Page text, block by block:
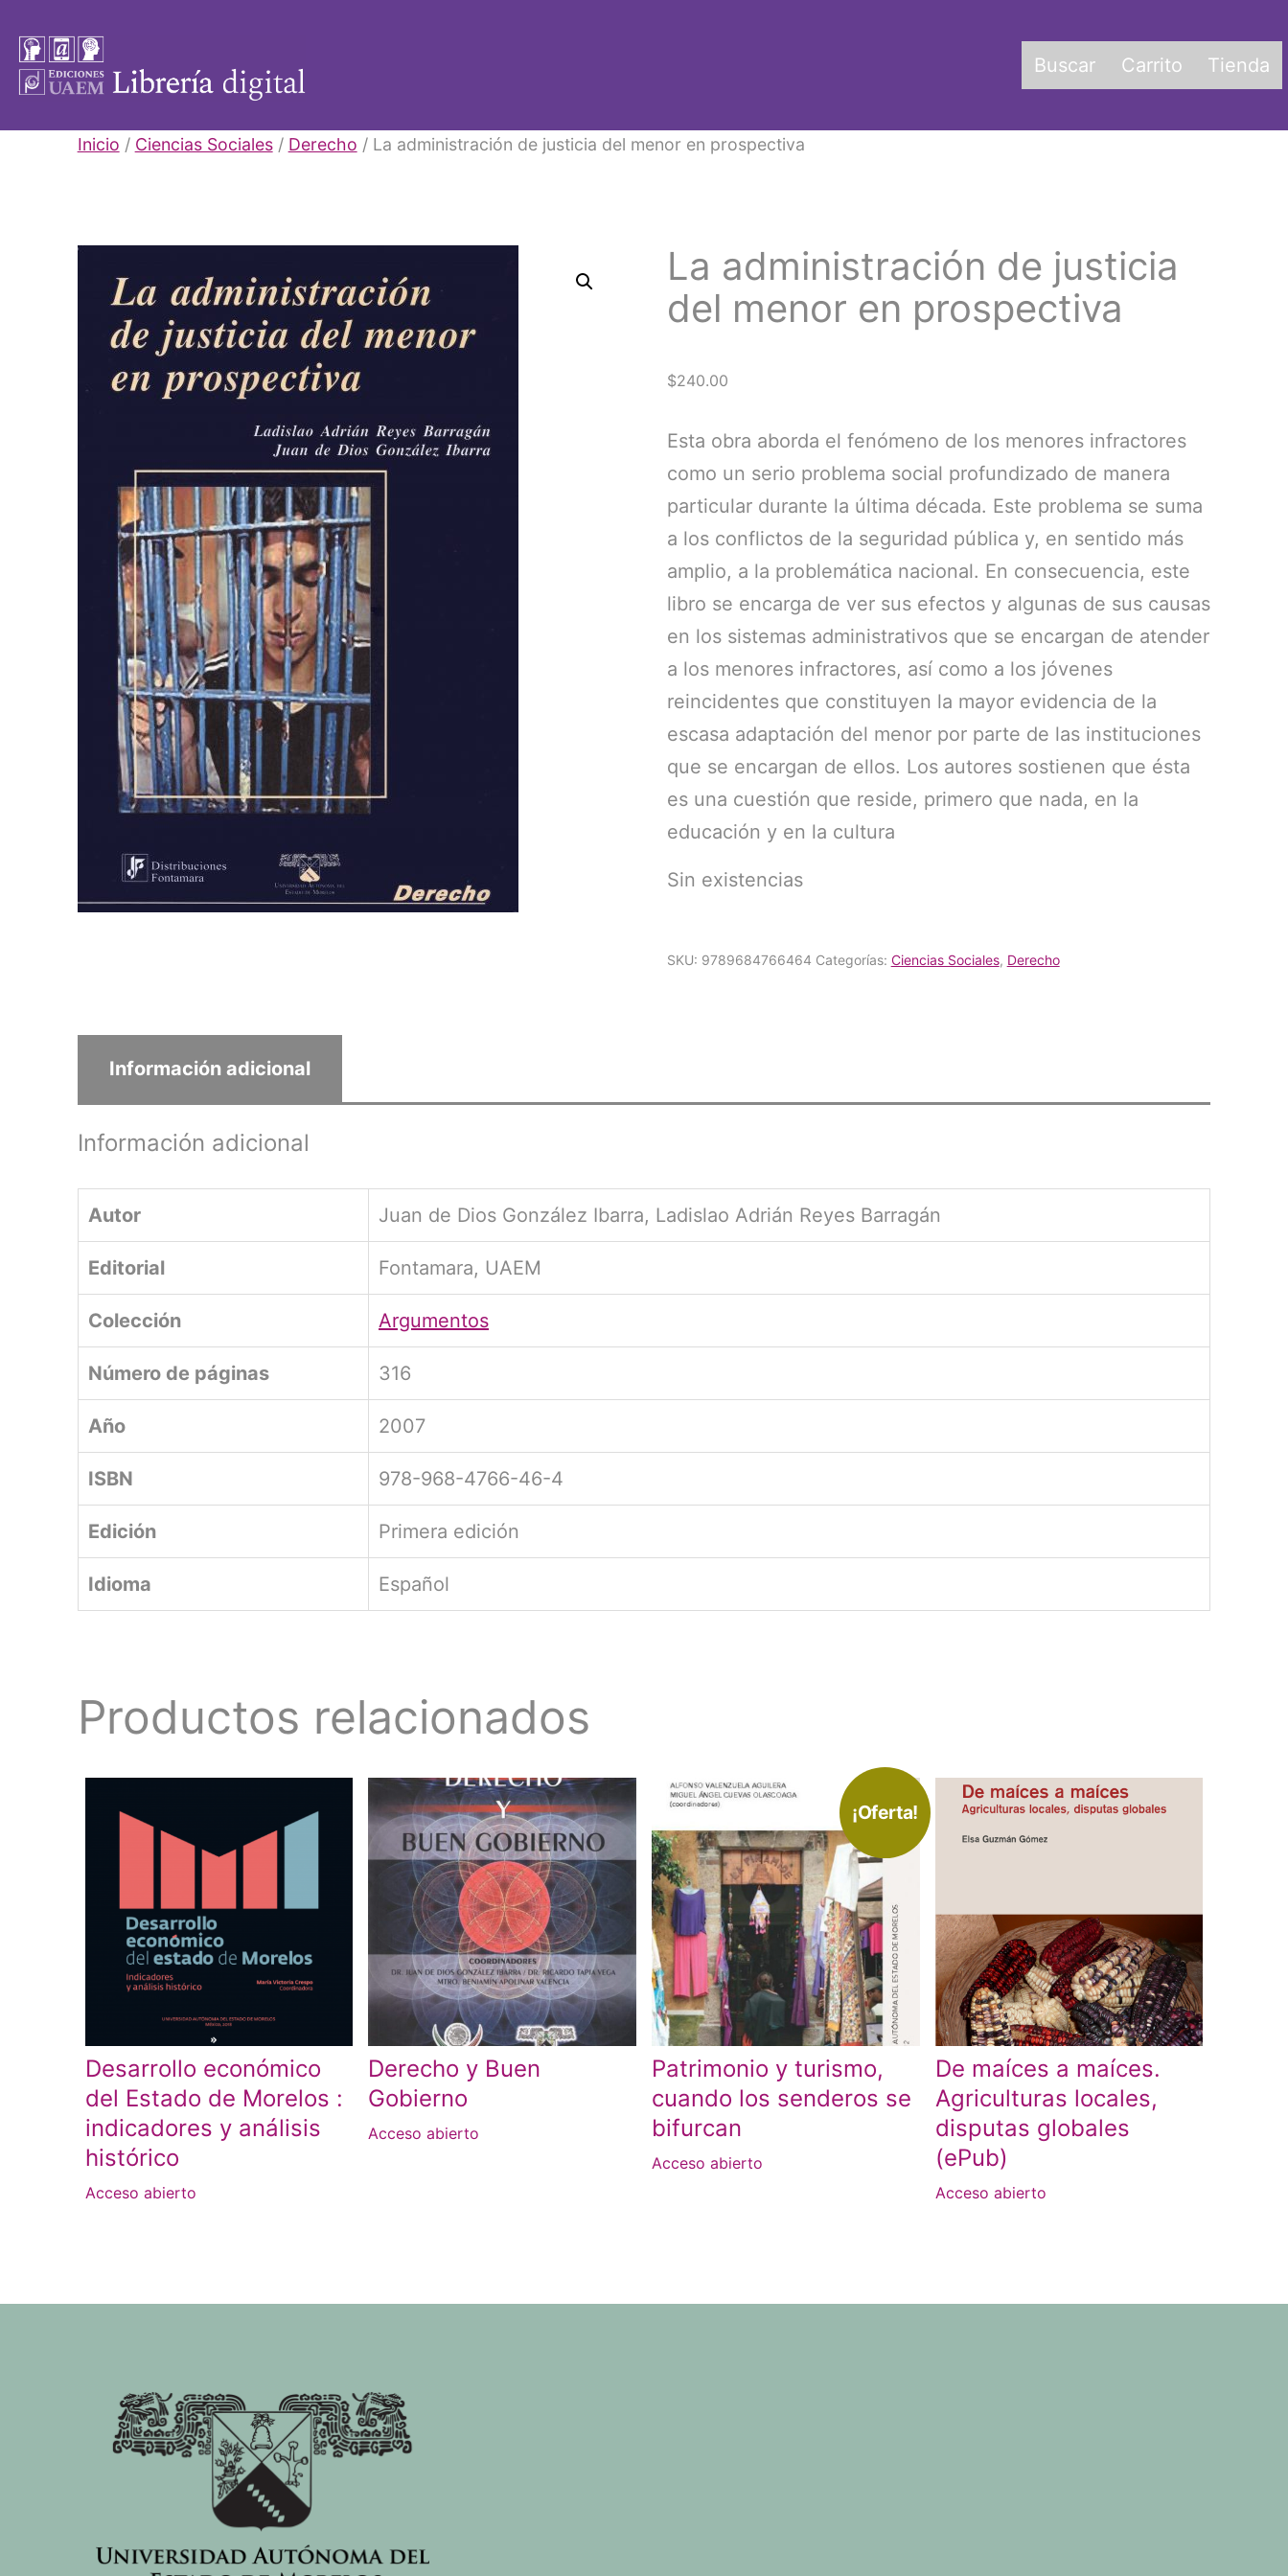
contenido
Libros
Buscar Carrito Tienda
Inicio / Ciencias Sociales/ Derecho / La administración de justicia del menor en prospectiva
La administración de justicia
del menor en prospectiva
$240.00
Esta obra aborda el fenómeno de los menores infractores
como un serio problema social profundizado de manera
particular durante la última década. Este problema se suma
a los conflictos de la seguridad pública y, en sentido más
amplio, a la problemática nacional. En consecuencia, este
libro se encarga de ver sus efectos y algunas de sus causas
en los sistemas administrativos que se encargan de atender
a los menores infractores, así como a los jóvenes
reincidentes que constituyen la mayor evidencia de la
escasa adaptación del menor por parte de las instituciones
que se encargan de ellos. Los autores sostienen que ésta
es una cuestión que reside, primero que nada, en la
educación y en la cultura
Sin existencias
SKU: 9789684766464 Categorías: Ciencias Sociales, Derecho
Información adicional
Información adicional
Autor Juan de Dios González Ibarra, Ladislao Adrián Reyes Barragán
Editorial Fontamara, UAEM
Colección Argumentos
Número de páginas 316
Año 2007
ISBN 978-968-4766-46-4
Edición Primera edición
Idioma Español
Productos relacionados
Desarrollo económico
del Estado de Morelos :
indicadores y análisis
histórico
Acceso abierto
Derecho y Buen
Gobierno
Acceso abierto
¡Oferta!
Patrimonio y turismo,
cuando los senderos se
bifurcan
Acceso abierto
De maíces a maíces.
Agriculturas locales,
disputas globales
(ePub)
Acceso abierto